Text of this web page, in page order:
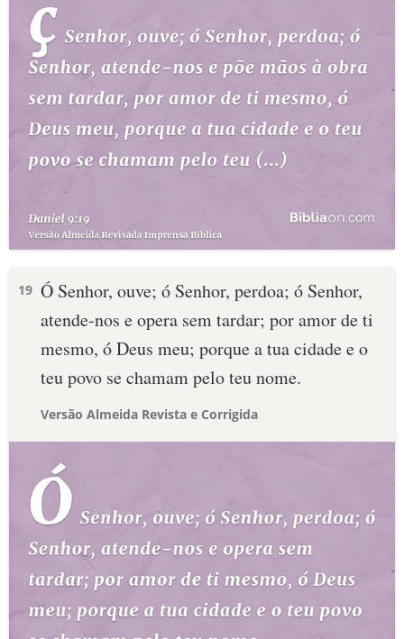
19 Ó Senhor, ouve; ó Senhor, perdoa; ó Senhor,
atende-nos e opera sem tardar; por amor de ti
mesmo, ó Deus meu; porque a tua cidade e o
teu povo se chamam pelo teu nome.
Versão Almeida Revista e Corrigida